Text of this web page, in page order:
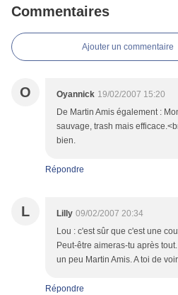
Commentaires
Ajouter un commentaire
O Oyannick 19/02/2007 15:20
De Martin Amis également :
sauvage, trash mais
bien.
Répondre
L Lilly 09/02/2007 20:34
Lou : c'est sûr que c'est une
Peut-être aimeras-tu après
un peu Martin Amis. A toi de
Répondre